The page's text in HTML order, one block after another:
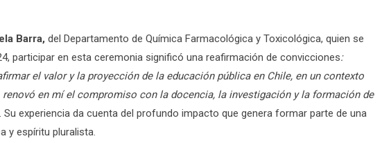
Barra, del Departamento de Química Farmacológica y Toxicológica, quien se
participar en esta ceremonia significó una reafirmación de convicciones:
el valor y la proyección de la educación pública en Chile, en un contexto
en mí el compromiso con la docencia, la investigación y la formación de
Su experiencia da cuenta del profundo impacto que genera formar parte de una
y espíritu pluralista.